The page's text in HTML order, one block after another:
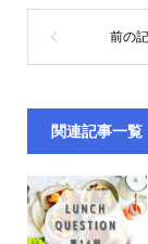
関連記事一覧